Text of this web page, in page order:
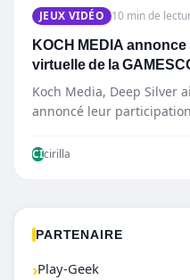
JEUX VIDÉO 10 min de
KOCH MEDIA
virtuelle de la
Koch Media, Deep Silver
annoncé leur
CIcirilla
PARTENAIRE
›Play-Geek